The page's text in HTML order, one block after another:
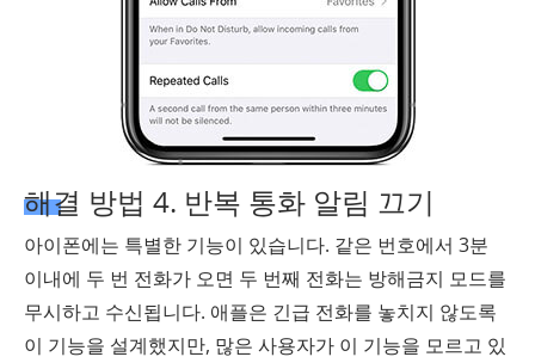
해결 방법 4. 반복 통화 알림 끄기
아이폰에는 특별한 기능이 있습니다. 같은 번호에서 3분
이내에 두 번 전화가 오면 두 번째 전화는 방해금지 모드를
무시하고 수신됩니다. 애플은 긴급 전화를 놓치지 않도록
이 기능을 설계했지만, 많은 사용자가 이 기능을 모르고 있